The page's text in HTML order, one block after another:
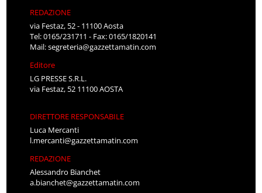
REDAZIONE
via Festaz, 52 - 11100 Aosta
Tel: 0165/231711 - Fax: 0165/1820141
Mail:segreteria@gazzettamatin.com
Editore
LG PRESSE S.R.L.
via Festaz, 52 11100 AOSTA
DIRETTORE RESPONSABILE
Luca Mercanti
l.mercanti@gazzettamatin.com
REDAZIONE
Alessandro Bianchet
a.bianchet@gazzettamatin.com